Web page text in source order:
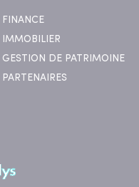
FINANCE
IMMOBILIER
GESTION DE PATRIMOINE
PARTENAIRES